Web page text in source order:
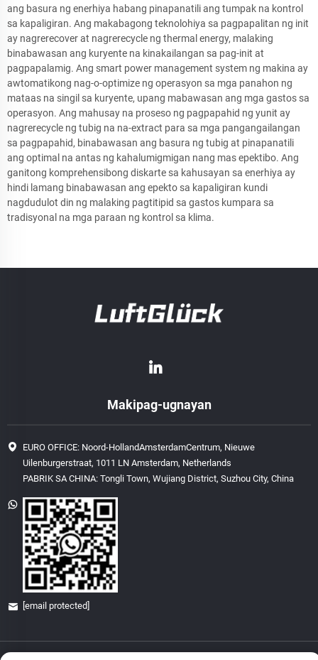
ang basura ng enerhiya habang pinapanatili ang tumpak na kontrol
sa kapaligiran. Ang makabagong teknolohiya sa pagpapalitan ng init
ay nagrerecover at nagrerecycle ng thermal energy, malaking
binabawasan ang kuryente na kinakailangan sa pag-init at
pagpapalamig. Ang smart power management system ng makina ay
awtomatikong nag-o-optimize ng operasyon sa mga panahon ng
mataas na singil sa kuryente, upang mabawasan ang mga gastos sa
operasyon. Ang mahusay na proseso ng pagpapahid ng yunit ay
nagrerecycle ng tubig na na-extract para sa mga pangangailangan
sa pagpapahid, binabawasan ang basura ng tubig at pinapanatili
ang optimal na antas ng kahalumigmigan nang mas epektibo. Ang
ganitong komprehensibong diskarte sa kahusayan sa enerhiya ay
hindi lamang binabawasan ang epekto sa kapaligiran kundi
nagdudulot din ng malaking pagtitipid sa gastos kumpara sa
tradisyonal na mga paraan ng kontrol sa klima.
Makipag-ugnayan
EURO OFFICE: Noord-HollandAmsterdamCentrum, Nieuwe
Uilenburgerstraat, 1011 LN Amsterdam, Netherlands
PABRIK SA CHINA: Tongli Town, Wujiang District, Suzhou City, China
[email protected]